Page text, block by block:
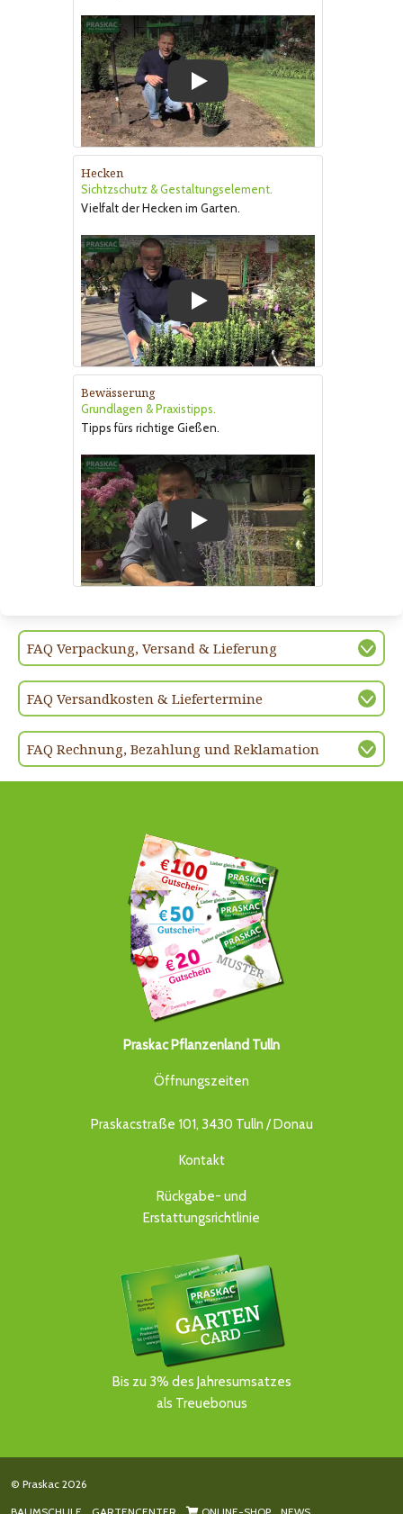
Hecken
Sichtzschutz & Gestaltungselement.
Vielfalt der Hecken im Garten.
Bewässerung
Grundlagen & Praxistipps.
Tipps fürs richtige Gießen.
FAQ Verpackung, Versand & Lieferung
FAQ Versandkosten & Liefertermine
FAQ Rechnung, Bezahlung und Reklamation
Praskac Pflanzenland Tulln
Öffnungszeiten
Praskacstraße 101, 3430 Tulln / Donau
Kontakt
Rückgabe- und
Erstattungsrichtlinie
Bis zu 3% des Jahresumsatzes
als Treuebonus
© Praskac 2026